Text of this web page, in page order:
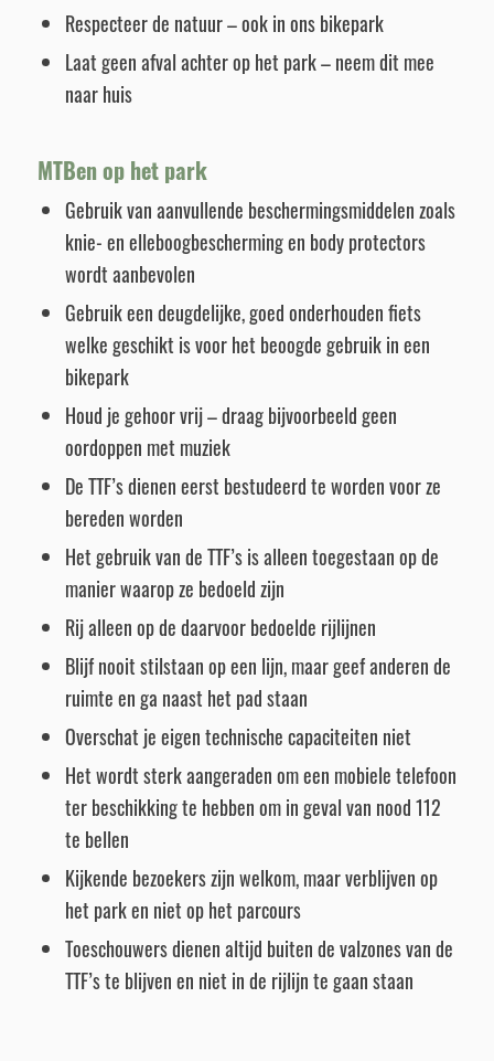
Respecteer de natuur – ook in ons bikepark
Laat geen afval achter op het park – neem dit mee
naar huis
MTBen op het park
Gebruik van aanvullende beschermingsmiddelen zoals
knie- en elleboogbescherming en body protectors
wordt aanbevolen
Gebruik een deugdelijke, goed onderhouden fiets
welke geschikt is voor het beoogde gebruik in een
bikepark
Houd je gehoor vrij – draag bijvoorbeeld geen
oordoppen met muziek
De TTF’s dienen eerst bestudeerd te worden voor ze
bereden worden
Het gebruik van de TTF’s is alleen toegestaan op de
manier waarop ze bedoeld zijn
Rij alleen op de daarvoor bedoelde rijlijnen
Blijf nooit stilstaan op een lijn, maar geef anderen de
ruimte en ga naast het pad staan
Overschat je eigen technische capaciteiten niet
Het wordt sterk aangeraden om een mobiele telefoon
ter beschikking te hebben om in geval van nood 112
te bellen
Kijkende bezoekers zijn welkom, maar verblijven op
het park en niet op het parcours
Toeschouwers dienen altijd buiten de valzones van de
TTF’s te blijven en niet in de rijlijn te gaan staan